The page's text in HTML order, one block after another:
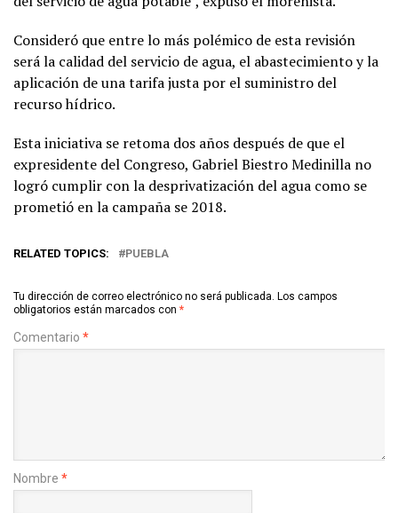
Consideró que entre lo más polémico de esta revisión
será la calidad del servicio de agua, el abastecimiento y la
aplicación de una tarifa justa por el suministro del
recurso hídrico.
Esta iniciativa se retoma dos años después de que el
expresidente del Congreso, Gabriel Biestro Medinilla no
logró cumplir con la desprivatización del agua como se
prometió en la campaña se 2018.
RELATED TOPICS: PUEBLA
Tu dirección de correo electrónico no será publicada. Los campos
obligatorios están marcados con *
Comentario *
Nombre *